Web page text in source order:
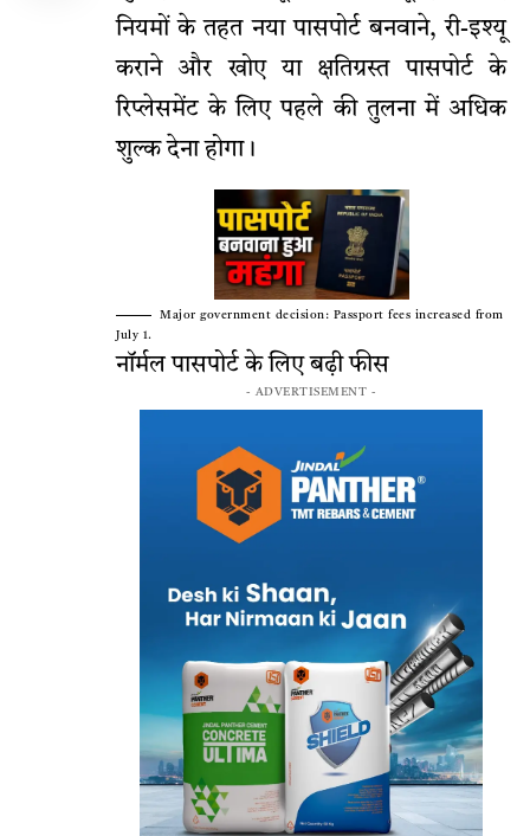
नियमों के तहत नया पासपोर्ट बनवाने, री-इश्यू
कराने और खोए या क्षतिग्रस्त पासपोर्ट के
रिप्लेसमेंट के लिए पहले की तुलना में अधिक
शुल्क देना होगा।
Major government decision: Passport fees increased from
July 1.
नॉर्मल पासपोर्ट के लिए बढ़ी फीस
- ADVERTISEMENT -